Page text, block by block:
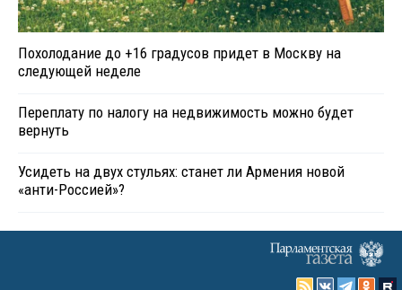
Похолодание до +16 градусов придет в Москву на
следующей неделе
Переплату по налогу на недвижимость можно будет
вернуть
Усидеть на двух стульях: станет ли Армения новой
«анти-Россией»?